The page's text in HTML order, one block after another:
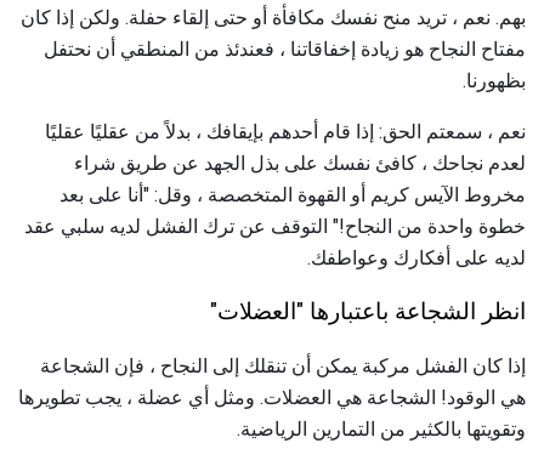
بهم. نعم ، تريد منح نفسك مكافأة أو حتى إلقاء حفلة. ولكن إذا كان
مفتاح النجاح هو زيادة إخفاقاتنا ، فعندئذ من المنطقي أن نحتفل
بظهورنا.
نعم ، سمعتم الحق: إذا قام أحدهم بإيقافك ، بدلاً من عقليًا عقليًا
لعدم نجاحك ، كافئ نفسك على بذل الجهد عن طريق شراء
مخروط الآيس كريم أو القهوة المتخصصة ، وقل: "أنا على بعد
خطوة واحدة من النجاح!" التوقف عن ترك الفشل لديه سلبي عقد
لديه على أفكارك وعواطفك.
انظر الشجاعة باعتبارها "العضلات"
إذا كان الفشل مركبة يمكن أن تنقلك إلى النجاح ، فإن الشجاعة
هي الوقود! الشجاعة هي العضلات. ومثل أي عضلة ، يجب تطويرها
وتقويتها بالكثير من التمارين الرياضية.